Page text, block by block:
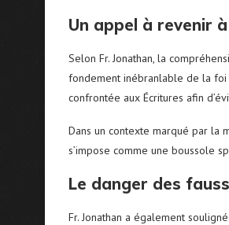
Un appel à revenir
Selon Fr. Jonathan, la
fondement inébranlable de la
confrontée aux Écritures afin
Dans un contexte marqué par la
s’impose comme une boussole
Le danger des
Fr. Jonathan a également